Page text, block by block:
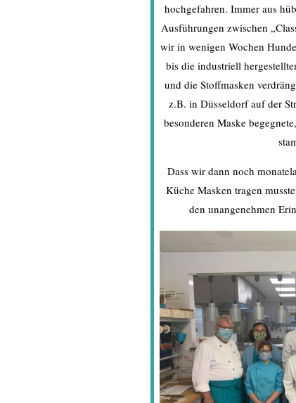
hochgefahren. Immer aus
Ausführungen zwischen
wir in wenigen Wochen
bis die industriell
und die Stoffmasken
z.B. in Düsseldorf auf der
besonderen Maske
Dass wir dann noch
Küche Masken tragen
den unangenehmen